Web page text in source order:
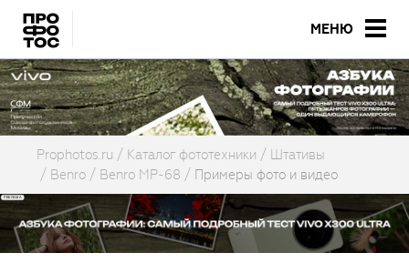
МЕНЮ
Prophotos.ru Каталог фототехники
Штативы
Benro
Benro MP-68 Примеры фото и видео